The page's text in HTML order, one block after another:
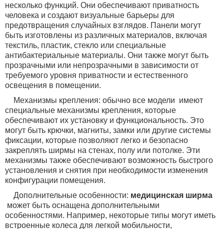
несколько функций. Они обеспечивают приватность
человека и создают визуальные барьеры для
предотвращения случайных взглядов. Панели могут
быть изготовлены из различных материалов, включая
текстиль, пластик, стекло или специальные
антибактериальные материалы. Они также могут быть
прозрачными или непрозрачными в зависимости от
требуемого уровня приватности и естественного
освещения в помещении.
Механизмы крепления: обычно все модели имеют
специальные механизмы крепления, которые
обеспечивают их установку и функциональность. Это
могут быть крючки, магниты, замки или другие системы
фиксации, которые позволяют легко и безопасно
закреплять ширмы на стенах, полу или потолке. Эти
механизмы также обеспечивают возможность быстрого
установления и снятия при необходимости изменения
конфигурации помещения.
Дополнительные особенности: медицинская ширма
может быть оснащена дополнительными
особенностями. Например, некоторые типы могут иметь
встроенные колеса для легкой мобильности,